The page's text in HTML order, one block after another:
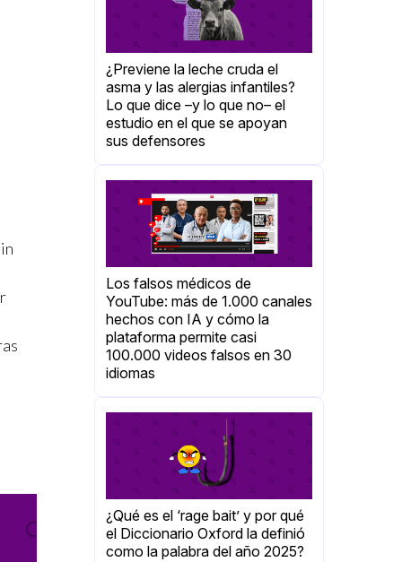
¿Previene la leche cruda el
asma y las alergias infantiles?
Lo que dice –y lo que no– el
estudio en el que se apoyan
sus defensores
Los falsos médicos de
YouTube: más de 1.000 canales
hechos con IA y cómo la
plataforma permite casi
100.000 videos falsos en 30
idiomas
¿Qué es el ‘rage bait’ y por qué
el Diccionario Oxford la definió
como la palabra del año 2025?